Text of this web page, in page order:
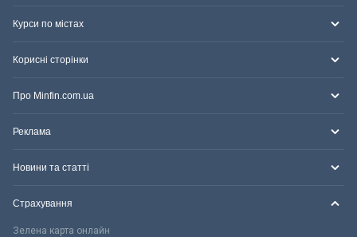
Курси по містах
Корисні сторінки
Про Minfin.com.ua
Реклама
Новини та статті
Страхування
Зелена карта онлайн